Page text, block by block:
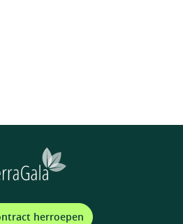
herroepen